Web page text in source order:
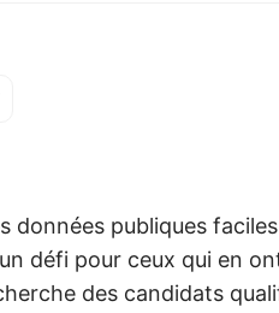
données publiques
défi pour ceux qui en
des candidats